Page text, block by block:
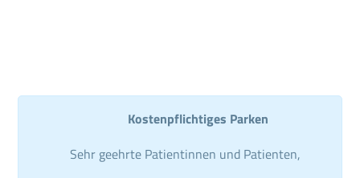
Kostenpflichtiges Parken
Sehr geehrte Patientinnen und Patienten,